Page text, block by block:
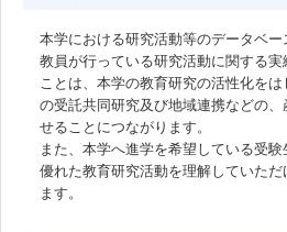
本学における研究活動等のデータベー
教員が行っている研究活動に関する
ことは、本学の教育研究の活性化を
の受託共同研究及び地域連携などの
せることにつながります。
また、本学へ進学を希望している受
優れた教育研究活動を理解していた
ます。